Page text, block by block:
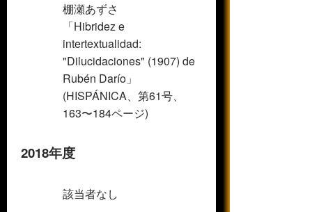
棚瀬あずさ
「Hibridez e
intertextualidad:
"Dilucidaciones" (1907) de
Rubén Darío」
(HISPÁNICA、第61号、
163〜184ページ)
2018年度
該当者なし